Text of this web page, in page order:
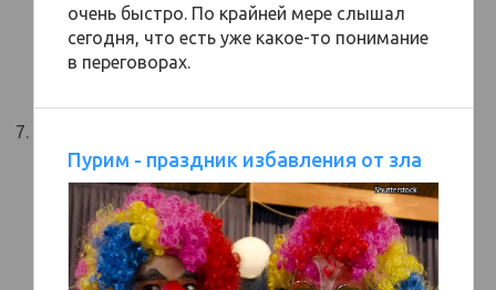
очень быстро. По крайней мере слышал
сегодня, что есть уже какое-то понимание
в переговорах.
Пурим - праздник избавления от зла